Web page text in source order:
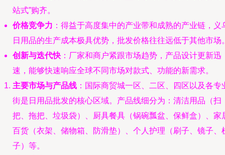
站式”购齐。
价格竞争力 ：得益于高度集中的产业带和成熟的产业链，义
日用品的生产成本极具优势，批发价格往往远低于其他市场
创新与迭代快 ：厂家和商户紧跟市场趋势，产品设计更新迅
速，能够快速响应全球不同市场对款式、功能的新需求。
主要市场与产品线 ：国际商贸城一区、二区、四区以及各专
街是日用品批发的核心区域。产品线细分为：清洁用品（扫
把、拖把、垃圾袋）、厨具餐具（锅碗瓢盆、保鲜盒）、家
百货（衣架、储物箱、防滑垫）、个人护理（刷子、镜子、
子）等。